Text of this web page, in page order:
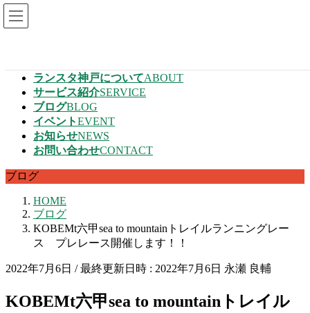
コンテンツへスキップ
ランスタ神戸についてABOUT
サービス紹介SERVICE
ブログBLOG
イベントEVENT
お知らせNEWS
お問い合わせCONTACT
ブログ
HOME
ブログ
KOBEMt六甲sea to mountainトレイルランニングレー
ス プレレース開催します！！
2022年7月6日 / 最終更新日時 : 2022年7月6日 永瀬 良輔
KOBEMt六甲sea to mountainトレイル